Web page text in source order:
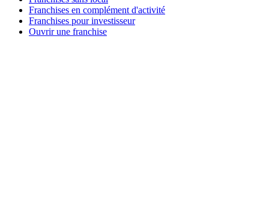
Franchises en complément d'activité
Franchises pour investisseur
Ouvrir une franchise